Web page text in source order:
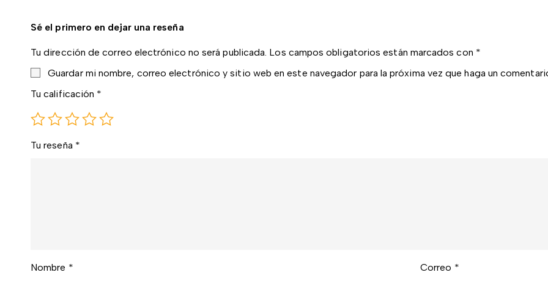
Sé el primero en dejar una reseña
Tu dirección de correo electrónico no será publicada. Los campos obligatorios están marcados con *
Guardar mi nombre, correo electrónico y sitio web en este navegador para la próxima vez que haga un
Tu calificación *
Tu reseña *
Nombre * Correo *